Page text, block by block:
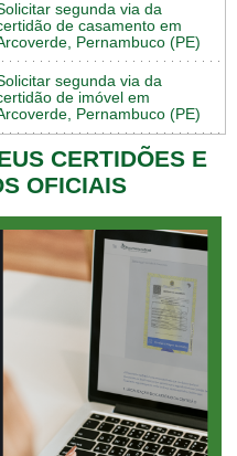
segunda via da
de casamento em
Pernambuco (PE)
segunda via da
de imóvel em
Pernambuco (PE)
CERTIDÕES E
OFICIAIS